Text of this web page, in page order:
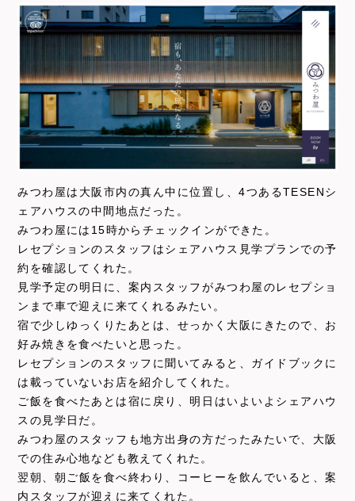
みつわ屋は大阪市内の真ん中に位置し、4つあるTESENシ
ェアハウスの中間地点だった。
みつわ屋には15時からチェックインができた。
レセプションのスタッフはシェアハウス見学プランでの予
約を確認してくれた。
見学予定の明日に、案内スタッフがみつわ屋のレセプショ
ンまで車で迎えに来てくれるみたい。
宿で少しゆっくりたあとは、せっかく大阪にきたので、お
好み焼きを食べたいと思った。
レセプションのスタッフに聞いてみると、ガイドブックに
は載っていないお店を紹介してくれた。
ご飯を食べたあとは宿に戻り、明日はいよいよシェアハウ
スの見学日だ。
みつわ屋のスタッフも地方出身の方だったみたいで、大阪
での住み心地なども教えてくれた。
翌朝、朝ご飯を食べ終わり、コーヒーを飲んでいると、案
内スタッフが迎えに来てくれた。